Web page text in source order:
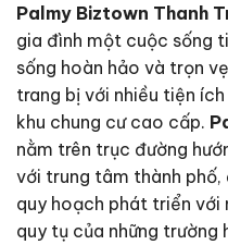
Palmy Biztown Thanh
gia đình một cuộc sống
sống hoàn hảo và trọn
trang bị với nhiều tiện
khu chung cư cao cấp.
nằm trên trục đường
với trung tâm thành
quy hoạch phát triển với
quy tụ của những trường